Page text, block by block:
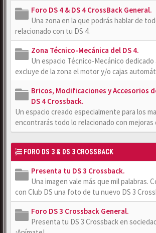
Foro DS 4 & DS 4 CrossBack General.
Una zona en la que podrás hablar de
relacionado con tu DS 4.
Zona Técnico-Mecánica del DS 4.
Un espacio Técnico-Mecánico dedicado
excluye de la zona el motor y/o cajas
Bricos, Modificaciones y Accesorios
DS 4 Crossback.
Un espacio creado especialmente para los
encontrarás todo lo relacionado con mejoras
FORO DS 3 & DS 3 CROSSBACK
Presenta tu DS 3 Crossback.
Una imagen vale más que mil palabras.
con Club DS una foto de tu nuevo DS 3
Foro DS 3 Crossback General.
Presenta tu DS 3 Crossback en